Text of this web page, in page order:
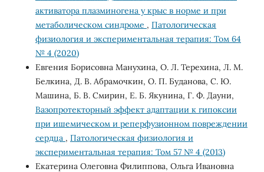
активатора плазминогена у крыс в норме и при
метаболическом синдроме , Патологическая
физиология и экспериментальная терапия: Том 64
№ 4 (2020)
Евгения Борисовна Манухина, О. Л. Терехина, Л. М.
Белкина, Д. В. Абрамочкин, О. П. Буданова, С. Ю.
Машина, Б. В. Смирин, Е. Б. Якунина, Г. Ф. Дауни,
Вазопротекторный эффект адаптации к гипоксии
при ишемическом и реперфузионном повреждении
сердца , Патологическая физиология и
экспериментальная терапия: Том 57 № 4 (2013)
Екатерина Олеговна Филиппова, Ольга Ивановна